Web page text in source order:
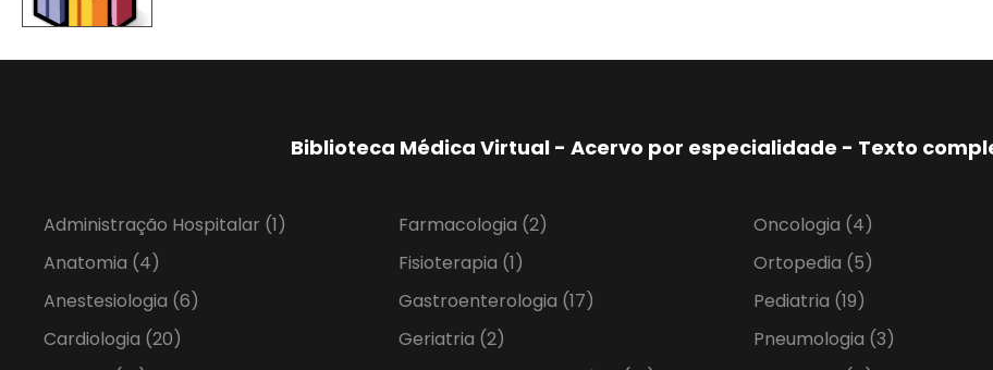
Biblioteca Médica Virtual - Acervo por especialidade - Texto
Administração Hospitalar (1)
Anatomia (4)
Anestesiologia (6)
Cardiologia (20)
Farmacologia (2)
Fisioterapia (1)
Gastroenterologia (17)
Geriatria (2)
Oncologia (4)
Ortopedia (5)
Pediatria (19)
Pneumologia (3)